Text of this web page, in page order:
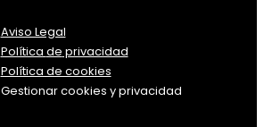
Aviso Legal
Política de privacidad
Política de cookies
Gestionar cookies y privacidad